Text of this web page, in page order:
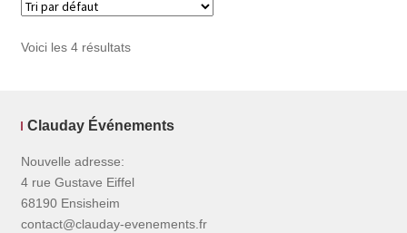
Voici les 4 résultats
Clauday Événements
Nouvelle adresse:
4 rue Gustave Eiffel
68190 Ensisheim
contact@clauday-evenements.fr